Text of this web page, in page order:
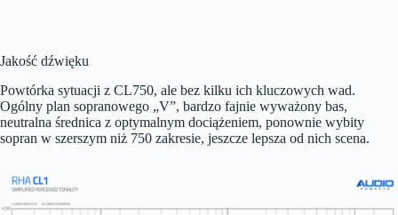
Jakość dźwięku
Powtórka sytuacji z CL750, ale bez kilku ich kluczowych wad.
Ogólny plan sopranowego „V”, bardzo fajnie wyważony bas,
neutralna średnica z optymalnym dociążeniem, ponownie wybity
sopran w szerszym niż 750 zakresie, jeszcze lepsza od nich scena.